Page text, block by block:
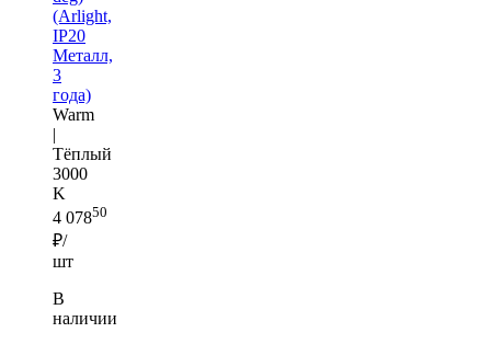
(Arlight,
IP20
Металл,
3
года)
Warm
|
Тёплый
3000
K
4 07850
₽/
шт
В
наличии